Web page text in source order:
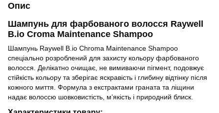
Опис
Шампунь для фарбованого волосся Raywell
B.io Croma Maintenance Shampoo
Шампунь Raywell B.io Chroma Maintenance Shampoo
спеціально розроблений для захисту кольору фарбованого
волосся. Делікатно очищає, не вимиваючи пігмент, подовжує
стійкість кольору та зберігає яскравість і глибину відтінку після
кожного миття. Формула з екстрактами граната та ліщини
надає волоссю шовковистість, м’якість і природний блиск.